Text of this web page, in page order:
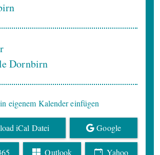
Dornbirn
eigenem Kalender einfügen
iCal Datei Google
Outlook Yahoo